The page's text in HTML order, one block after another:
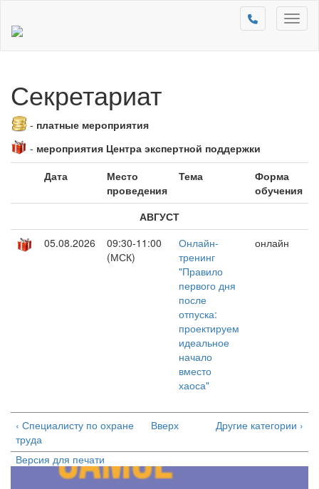
Секретариат
- платные мероприятия
- мероприятия Центра экспертной поддержки
Дата
Место
проведения
Тема
Форма
обучения
АВГУСТ
05.08.2026
09:30-11:00
(МСК)
Онлайн-
тренинг
"Правило
первого дня
после
отпуска:
проектируем
идеальное
начало
вместо
хаоса"
онлайн
‹ Специалисту по охране
труда
Вверх Другие категории ›
Версия для печати